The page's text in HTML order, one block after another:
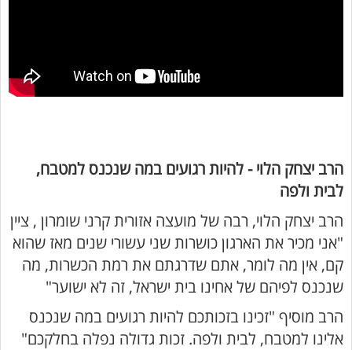
הרב יצחק הלוי - להיות רגועים במה שנכנס למטבח,
לבית ולפה
הרב יצחק הלוי, רבה של מועצה אזורית קרני שומרון , ציין
"אני מכיר את הארגון כושרות שני עשורי שנים מאז שהוא
קם, אין מה לומר, אתם שדרגתם את רמת הכשרות, מה
שנכנס לפיהם של אחינו בית ישראל, זה לא ישוער"
הרב מוסיף "זכינו בזכותכם להיות רגועים במה שנכנס
אלינו למטבח, לבית ולפה. זכות גדולה נפלה בחלקכם"